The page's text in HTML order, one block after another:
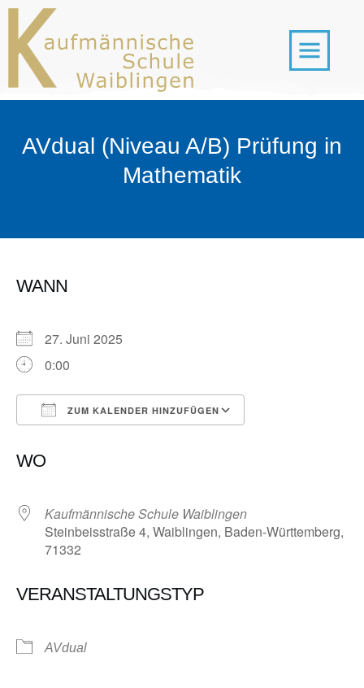
AVdual (Niveau A/B) Prüfung in
Mathematik
WANN
27. Juni 2025
0:00
ZUM KALENDER HINZUFÜGEN
WO
Kaufmännische Schule Waiblingen
Steinbeisstraße 4, Waiblingen, Baden-Württemberg,
71332
VERANSTALTUNGSTYP
AVdual